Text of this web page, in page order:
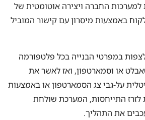
החברה ויצירה אוטומטית של
באמצעות מיסרון עם קישור המוביל
במפרטי הבנייה בכל פלטפורמה
או וסמארטפון, ואז לאשר את
על-גבי צג הסמארטפון או באמצעות
התייחסות, המערכת שולחת
את התהליך.